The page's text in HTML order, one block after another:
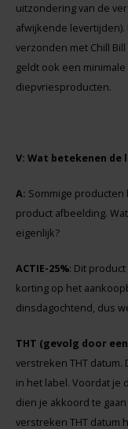
Happy Farm
Het Blauwe Huis
Inglese Gluten Free
Joannusmolen
King Soba
Klein Duimpje
Klepper & Klepper
uitzondering van de
afwijkende
verzonden met Chill
geldt ook een
diepvriesproducten.
V: Wat betekenen de
A: Sommige
product afbeelding.
eigenlijk?
ACTIE-25%: Dit
korting op het
dinsdagochtend, dus
THT (gevolg door
verstreken THT datum.
in het label. Voordat je
dien je akkoord te
verstreken THT datum